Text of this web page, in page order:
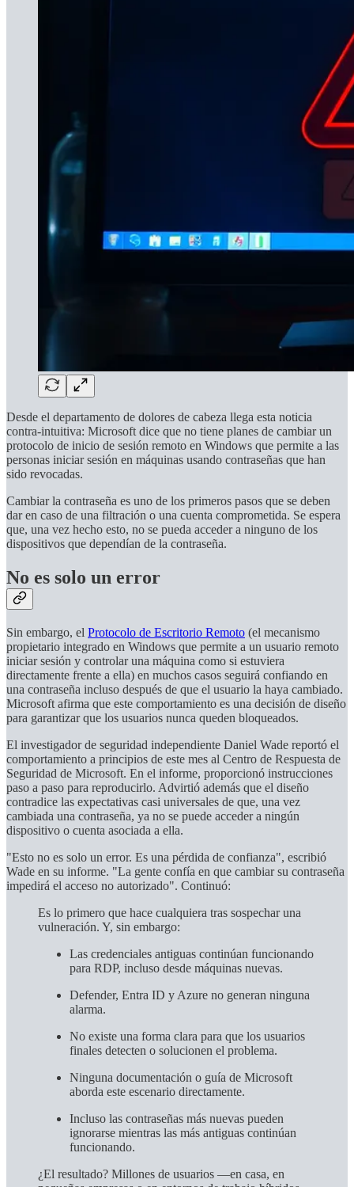
Desde el departamento de dolores de cabeza llega esta noticia
contra-intuitiva: Microsoft dice que no tiene planes de cambiar un
protocolo de inicio de sesión remoto en Windows que permite a las
personas iniciar sesión en máquinas usando contraseñas que han
sido revocadas.
Cambiar la contraseña es uno de los primeros pasos que se deben
dar en caso de una filtración o una cuenta comprometida. Se espera
que, una vez hecho esto, no se pueda acceder a ninguno de los
dispositivos que dependían de la contraseña.
No es solo un error
Sin embargo, el Protocolo de Escritorio Remoto (el mecanismo
propietario integrado en Windows que permite a un usuario remoto
iniciar sesión y controlar una máquina como si estuviera
directamente frente a ella) en muchos casos seguirá confiando en
una contraseña incluso después de que el usuario la haya cambiado.
Microsoft afirma que este comportamiento es una decisión de diseño
para garantizar que los usuarios nunca queden bloqueados.
El investigador de seguridad independiente Daniel Wade reportó el
comportamiento a principios de este mes al Centro de Respuesta de
Seguridad de Microsoft. En el informe, proporcionó instrucciones
paso a paso para reproducirlo. Advirtió además que el diseño
contradice las expectativas casi universales de que, una vez
cambiada una contraseña, ya no se puede acceder a ningún
dispositivo o cuenta asociada a ella.
"Esto no es solo un error. Es una pérdida de confianza", escribió
Wade en su informe. "La gente confía en que cambiar su contraseña
impedirá el acceso no autorizado". Continuó:
Es lo primero que hace cualquiera tras sospechar una
vulneración. Y, sin embargo:
Las credenciales antiguas continúan funcionando
para RDP, incluso desde máquinas nuevas.
Defender, Entra ID y Azure no generan ninguna
alarma.
No existe una forma clara para que los usuarios
finales detecten o solucionen el problema.
Ninguna documentación o guía de Microsoft
aborda este escenario directamente.
Incluso las contraseñas más nuevas pueden
ignorarse mientras las más antiguas continúan
funcionando.
¿El resultado? Millones de usuarios —en casa, en